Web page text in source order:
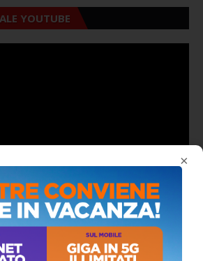
×
YOUTUBE